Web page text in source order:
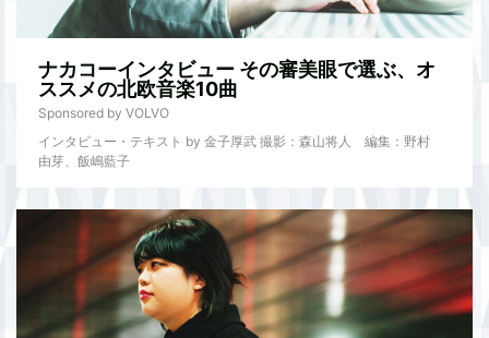
ナカコーインタビュー その審美眼で選ぶ、オ
ススメの北欧音楽10曲
Sponsored by VOLVO
インタビュー・テキスト by 金子厚武 撮影：森山将人 編集：野村
由芽、飯嶋藍子